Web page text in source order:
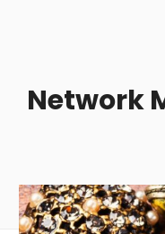
Network